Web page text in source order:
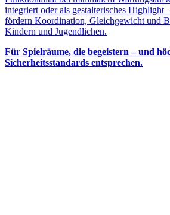
integriert oder als gestalterisches Highlight
fördern Koordination, Gleichgewicht und
Kindern und Jugendlichen.
Für Spielräume, die begeistern – und
Sicherheitsstandards entsprechen.